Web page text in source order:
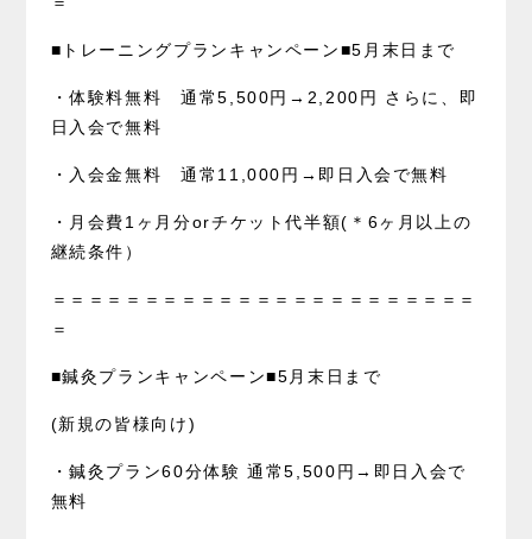
■トレーニングプランキャンペーン■5月末日まで
・体験料無料 通常5,500円→2,200円 さらに、即
日入会で無料
・入会金無料 通常11,000円→即日入会で無料
・月会費1ヶ月分orチケット代半額(＊6ヶ月以上の
継続条件）
＝＝＝＝＝＝＝＝＝＝＝＝＝＝＝＝＝＝＝＝＝＝＝
＝
■鍼灸プランキャンペーン■5月末日まで
(新規の皆様向け)
・鍼灸プラン60分体験 通常5,500円→即日入会で
無料